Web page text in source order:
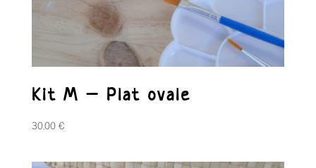
Kit M – Plat ovale
30,00€